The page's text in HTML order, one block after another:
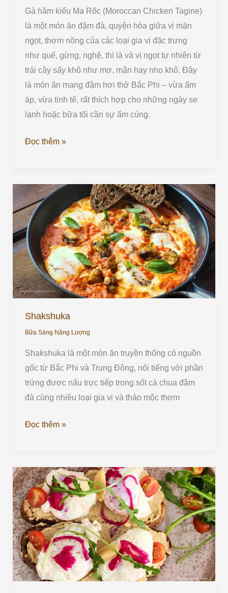
Gà hầm kiểu Ma Rốc (Moroccan Chicken Tagine)
là một món ăn đậm đà, quyện hòa giữa vị mặn
ngọt, thơm nồng của các loại gia vị đặc trưng
như quế, gừng, nghệ, thì là và vị ngọt tự nhiên từ
trái cây sấy khô như mơ, mận hay nho khô. Đây
là món ăn mang đậm hơi thở Bắc Phi – vừa ấm
áp, vừa tinh tế, rất thích hợp cho những ngày se
lạnh hoặc bữa tối cần sự ấm cúng.
Kiểu
Ma
Đọc thêm »
Shakshuka
Bữa Sáng Năng Lượng
Shakshuka là một món ăn truyền thống có nguồn
gốc từ Bắc Phi và Trung Đông, nổi tiếng với phần
trứng được nấu trực tiếp trong sốt cà chua đậm
đà cùng nhiều loại gia vị và thảo mộc thơm
Shakshuka
Đọc thêm »
Toast
Trứng
Sốt
Hummus